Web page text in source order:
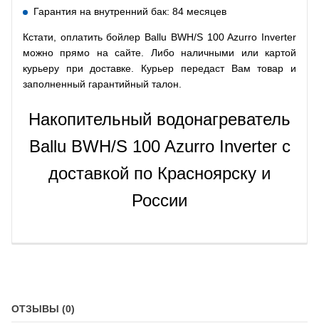
Гарантия на внутренний бак: 84 месяцев
Кстати, оплатить бойлер Ballu BWH/S 100 Azurro Inverter
можно прямо на сайте. Либо наличными или картой
курьеру при доставке. Курьер передаст Вам товар и
заполненный гарантийный талон.
Накопительный водонагреватель
Ballu BWH/S 100 Azurro Inverter с
доставкой по Красноярску и
России
ОТЗЫВЫ (0)